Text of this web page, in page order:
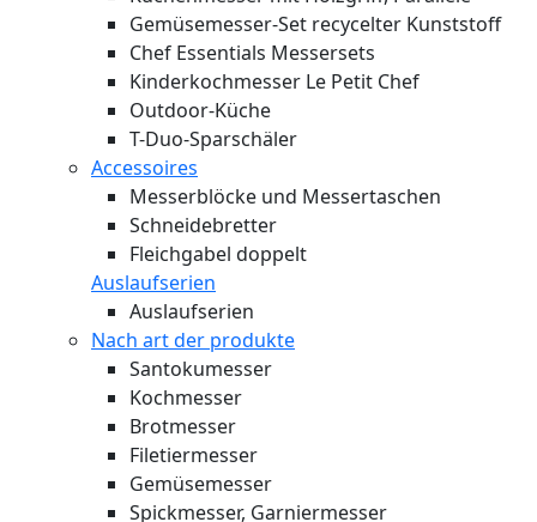
Gemüsemesser-Set recycelter Kunststoff
Chef Essentials Messersets
Kinderkochmesser Le Petit Chef
Outdoor-Küche
T-Duo-Sparschäler
Accessoires
Messerblöcke und Messertaschen
Schneidebretter
Fleichgabel doppelt
Auslaufserien
Auslaufserien
Nach art der produkte
Santokumesser
Kochmesser
Brotmesser
Filetiermesser
Gemüsemesser
Spickmesser, Garniermesser